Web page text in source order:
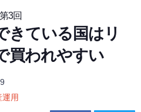
3回
きている国はリ
買われやすい
運用